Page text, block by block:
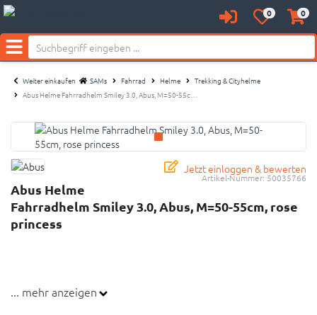
AnmeldenMerkzettel
aufklappen
0 0
Menü
Weiter einkaufen SAMs Fahrrad Helme
Trekking & Cityhelme
Abus Helme Fahrradhelm Smiley 3.0, Abus, M=50-55c…
Jetzt einloggen & bewerten
Artikel-Nummer: 50035766
Abus Helme
Fahrradhelm Smiley 3.0, Abus, M=50-55cm, rose
princess
... mehr anzeigen